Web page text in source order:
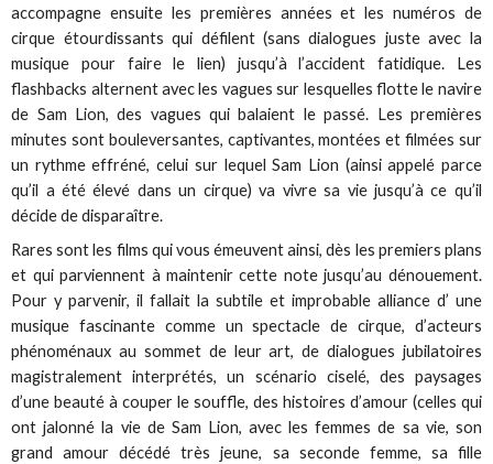
accompagne ensuite les premières années et les numéros de
cirque étourdissants qui défilent (sans dialogues juste avec la
musique pour faire le lien) jusqu’à l’accident fatidique. Les
flashbacks alternent avec les vagues sur lesquelles flotte le navire
de Sam Lion, des vagues qui balaient le passé. Les premières
minutes sont bouleversantes, captivantes, montées et filmées sur
un rythme effréné, celui sur lequel Sam Lion (ainsi appelé parce
qu’il a été élevé dans un cirque) va vivre sa vie jusqu’à ce qu’il
décide de disparaître.
Rares sont les films qui vous émeuvent ainsi, dès les premiers plans
et qui parviennent à maintenir cette note jusqu’au dénouement.
Pour y parvenir, il fallait la subtile et improbable alliance d’ une
musique fascinante comme un spectacle de cirque, d’acteurs
phénoménaux au sommet de leur art, de dialogues jubilatoires
magistralement interprétés, un scénario ciselé, des paysages
d’une beauté à couper le souffle, des histoires d’amour (celles qui
ont jalonné la vie de Sam Lion, avec les femmes de sa vie, son
grand amour décédé très jeune, sa seconde femme, sa fille